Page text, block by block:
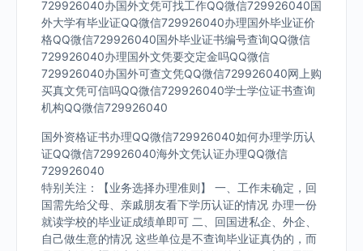
729926040办国外文凭可找工作QQ微信729926040国
外大学有毕业证QQ微信729926040办理国外毕业证价
格QQ微信729926040国外毕业证书编号查询QQ微信
729926040办理国外文凭要交定金吗QQ微信
729926040办国外可查文凭QQ微信729926040网上购
买真文凭可信吗QQ微信729926040学士学位证书查询
机构QQ微信729926040
国外资格证书办理QQ微信729926040如何办理学历认
证QQ微信729926040海外文凭认证办理QQ微信
729926040
特别关注：【业务选择办理准则】 一、工作未确定，回
国需先给父母、亲戚朋友看下学历认证的情况 办理一份
就读学校的毕业证成绩单即可 二、回国进私企、外企、
自己做生意的情况 这些单位是不查询毕业证真伪的，而